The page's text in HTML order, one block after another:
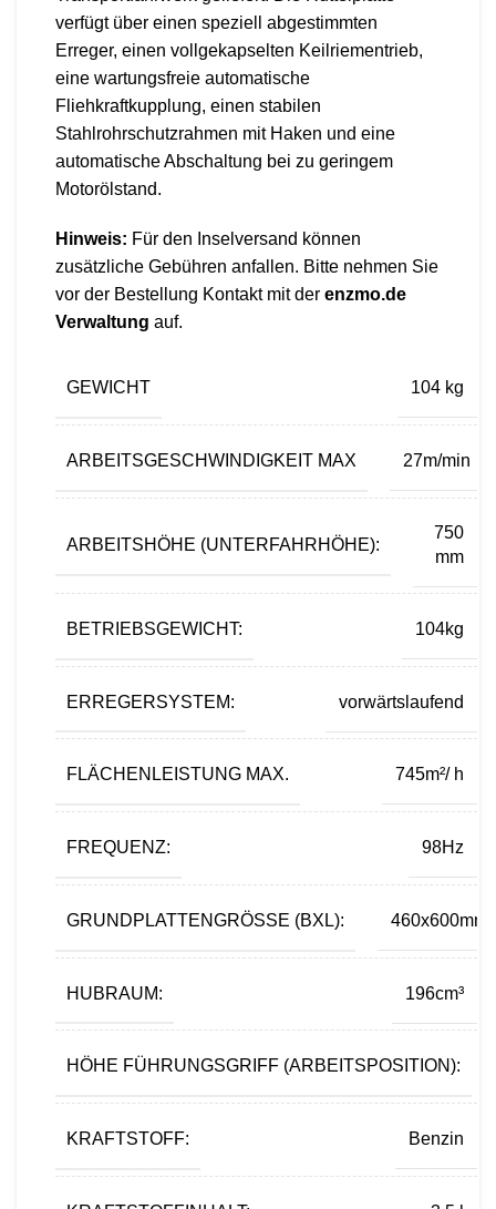
verfügt über einen speziell abgestimmten
Erreger, einen vollgekapselten Keilriementrieb,
eine wartungsfreie automatische
Fliehkraftkupplung, einen stabilen
Stahlrohrschutzrahmen mit Haken und eine
automatische Abschaltung bei zu geringem
Motorölstand.
Hinweis: Für den Inselversand können
zusätzliche Gebühren anfallen. Bitte nehmen Sie
vor der Bestellung Kontakt mit der enzmo.de
Verwaltung auf.
GEWICHT 104 kg
ARBEITSGESCHWINDIGKEIT MAX 27m/min
ARBEITSHÖHE (UNTERFAHRHÖHE):
750
mm
BETRIEBSGEWICHT: 104kg
ERREGERSYSTEM: vorwärtslaufend
FLÄCHENLEISTUNG MAX. 745m²/ h
FREQUENZ: 98Hz
GRUNDPLATTENGRÖSSE (BXL): 460x600mm
HUBRAUM: 196cm³
HÖHE FÜHRUNGSGRIFF (ARBEITSPOSITION):
KRAFTSTOFF: Benzin